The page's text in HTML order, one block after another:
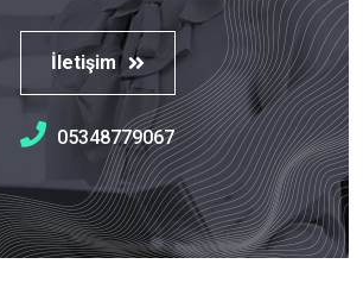
İletişim
05348779067